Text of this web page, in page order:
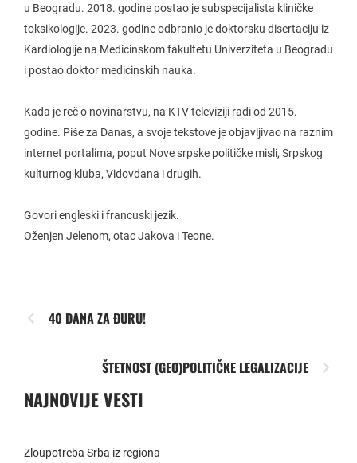
u Beogradu. 2018. godine postao je subspecijalista kliničke
toksikologije. 2023. godine odbranio je doktorsku disertaciju iz
Kardiologije na Medicinskom fakultetu Univerziteta u Beogradu
i postao doktor medicinskih nauka.
Kada je reč o novinarstvu, na KTV televiziji radi od 2015.
godine. Piše za Danas, a svoje tekstove je objavljivao na raznim
internet portalima, poput Nove srpske političke misli, Srpskog
kulturnog kluba, Vidovdana i drugih.
Govori engleski i francuski jezik.
Oženjen Jelenom, otac Jakova i Teone.
40 DANA ZA ĐURU!
ŠTETNOST (GEO)POLITIČKE LEGALIZACIJE
NAJNOVIJE VESTI
Zloupotreba Srba iz regiona